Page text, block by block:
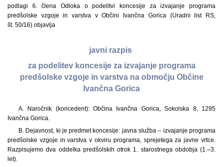
podlagi 6. člena Odloka o podelitvi koncesije za izvajanje programa
predšolske vzgoje in varstva v Občini Ivančna Gorica (Uradni list RS,
št. 50/16) objavlja
javni razpis
za podelitev koncesije za izvajanje programa
predšolske vzgoje in varstva na območju Občine
Ivančna Gorica
A. Naročnik (koncedent): Občina Ivančna Gorica, Sokolska 8, 1295
Ivančna Gorica.
B. Dejavnost, ki je predmet koncesije: javna služba – izvajanje programa
predšolske vzgoje in varstva v okviru programa, sprejetega za javne vrtce.
Razpisujemo dva oddelka predšolskih otrok 1. starostnega obdobja (1.–3.
let).